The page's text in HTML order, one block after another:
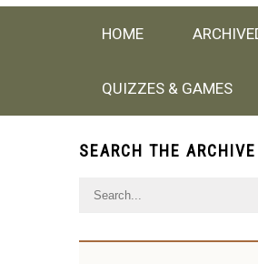
HOME
QUIZZES & GAMES
SEARCH THE ARCHIVE